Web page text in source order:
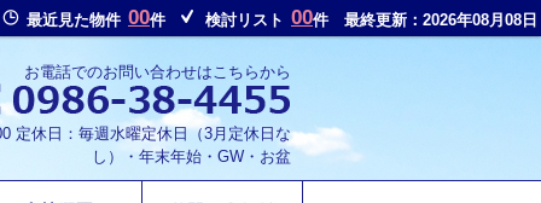
最近見た物件 00件 検討リスト 00件 最終更新：2026年08月08日
お電話でのお問い合わせはこちらから
定休日：毎週水曜定休日（3月定休日な
し）・年末年始・GW・お盆